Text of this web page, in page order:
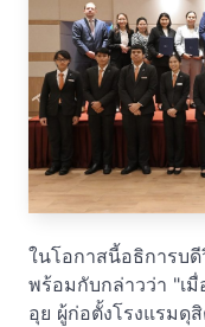
ในโอกาสนี้อธิการบ
พร้อมกับกล่าวว่า "เ
อุย ผู้ก่อตั้งโรงแรมดุ